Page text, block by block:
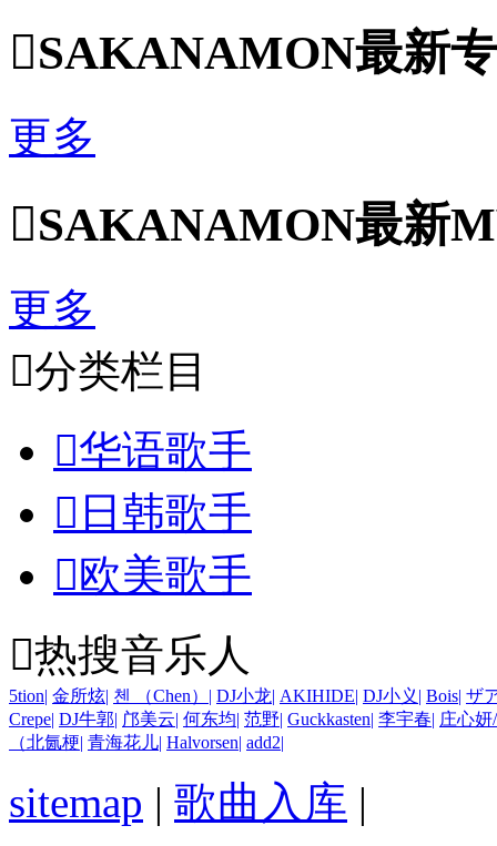
SAKANAMON最新
更多
SAKANAMON最新
更多
分类栏目
华语歌手
 日韩歌手
欧美歌手
热搜音乐人
5tion| 金所炫| 첸 （Chen） | DJ小龙| AKIHIDE| DJ小义 | Bois| ザ
Crepe| DJ牛郭| 邝美云| 何东均| 范野| Guckkasten| 李宇春| 庄心
（北氤梗| 青海花儿| Halvorsen| add2|
sitemap | 歌曲入库 |